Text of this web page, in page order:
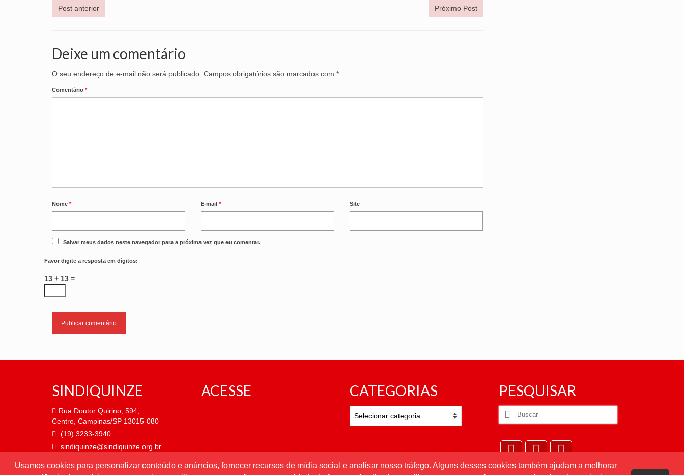
Post anterior Próximo Post
Deixe um comentário
O seu endereço de e-mail não será publicado. Campos obrigatórios são marcados com *
Comentário *
Nome * E-mail* Site
Salvar meus dados neste navegador para a próxima vez que eu comentar.
Favor digite a resposta em dígitos:
13 + 13 =
SINDIQUINZE
Rua Doutor Quirino, 594,
Centro, Campinas/SP 13015-080
(19) 3233-3940
sindiquinze@sindiquinze.org.br
Atendimento de segunda a
ACESSE CATEGORIAS PESQUISAR
Buscar
por:
Usamos cookies para personalizar conteúdo e anúncios, fornecer recursos de mídia social e analisar nosso tráfego. Alguns desses cookies também ajudam a melhorar